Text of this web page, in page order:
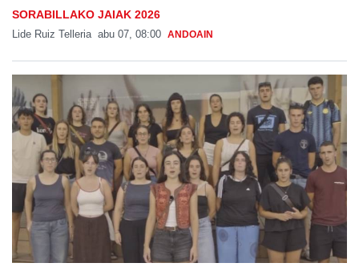
SORABILLAKO JAIAK 2026
Lide Ruiz Telleria abu 07, 08:00 ANDOAIN